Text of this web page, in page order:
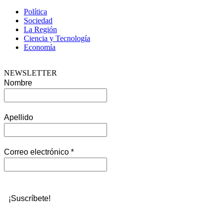
Política
Sociedad
La Región
Ciencia y Tecnología
Economía
NEWSLETTER
Nombre
Apellido
Correo electrónico *